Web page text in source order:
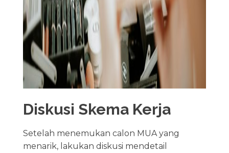
Diskusi Skema Kerja
Setelah menemukan calon MUA yang
menarik, lakukan diskusi mendetail